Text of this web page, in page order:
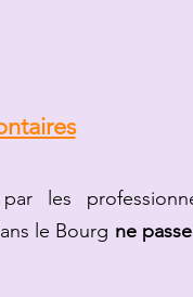
par les
le Bourg ne